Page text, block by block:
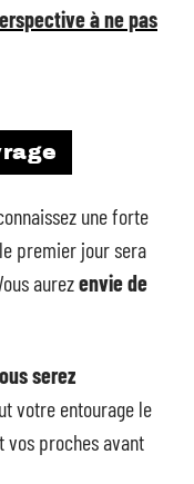
à ne pas
une forte
premier jour sera
aurezenvie de
serez
votre entourage le
proches avant